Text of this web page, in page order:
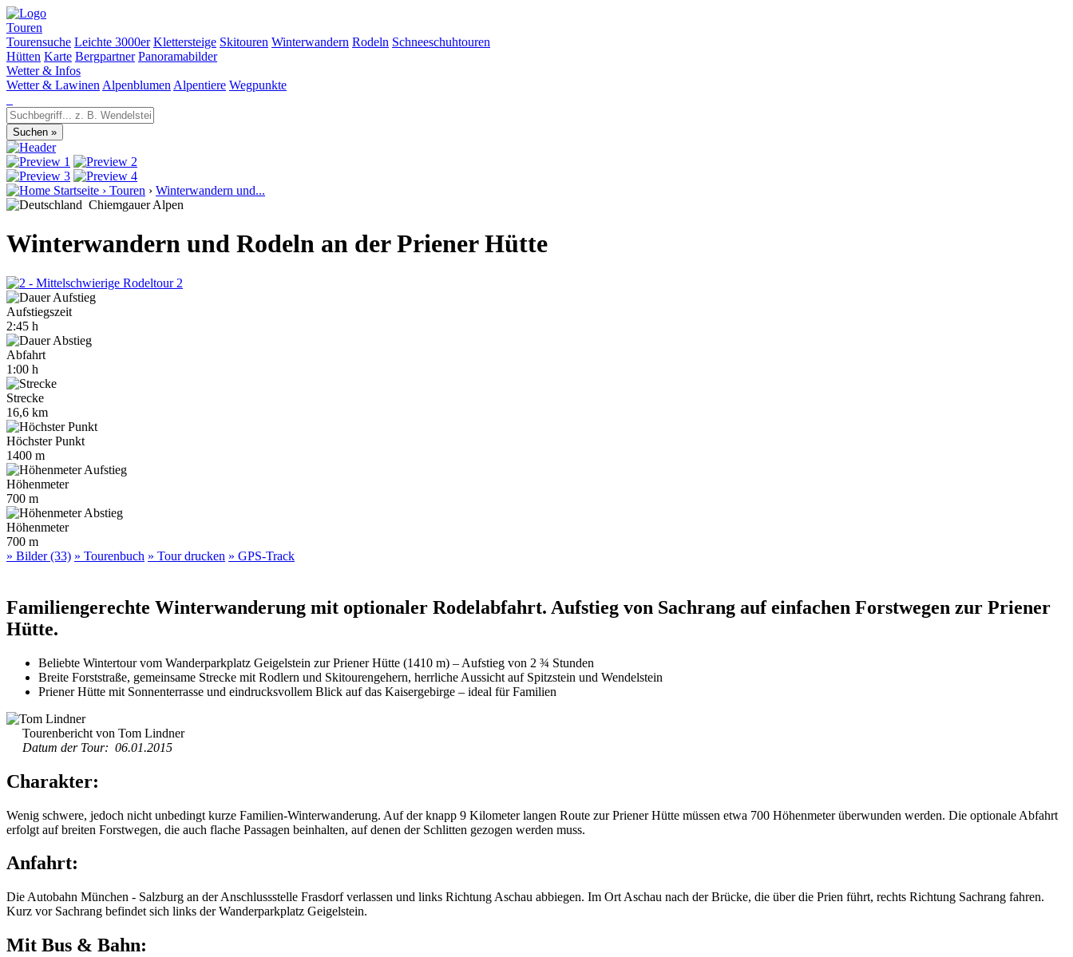
Touren
Tourensuche Leichte 3000er Klettersteige Skitouren Winterwandern Rodeln Schneeschuhtouren
Hütten Karte Bergpartner Panoramabilder
Wetter & Infos
Wetter & Lawinen Alpenblumen Alpentiere Wegpunkte
Startseite › Touren › Winterwandern und...
Chiemgauer Alpen
Winterwandern und Rodeln an der Priener Hütte
2
Aufstiegszeit
2:45 h
Abfahrt
1:00 h
Strecke
16,6 km
Höchster Punkt
1400 m
Höhenmeter
700 m
Höhenmeter
700 m
» Bilder (33) » Tourenbuch » Tour drucken » GPS-Track
Familiengerechte Winterwanderung mit optionaler Rodelabfahrt. Aufstieg von Sachrang auf einfachen Forstwegen zur Priener
Hütte.
Beliebte Wintertour vom Wanderparkplatz Geigelstein zur Priener Hütte (1410 m) – Aufstieg von 2 ¾ Stunden
Breite Forststraße, gemeinsame Strecke mit Rodlern und Skitourengehern, herrliche Aussicht auf Spitzstein und Wendelstein
Priener Hütte mit Sonnenterrasse und eindrucksvollem Blick auf das Kaisergebirge – ideal für Familien
Tourenbericht von Tom Lindner
Datum der Tour: 06.01.2015
Charakter:
Wenig schwere, jedoch nicht unbedingt kurze Familien-Winterwanderung. Auf der knapp 9 Kilometer langen Route zur Priener Hütte müssen etwa 700 Höhenmeter überwunden werden. Die optionale Abfahrt
erfolgt auf breiten Forstwegen, die auch flache Passagen beinhalten, auf denen der Schlitten gezogen werden muss.
Anfahrt:
Die Autobahn München - Salzburg an der Anschlussstelle Frasdorf verlassen und links Richtung Aschau abbiegen. Im Ort Aschau nach der Brücke, die über die Prien führt, rechts Richtung Sachrang fahren.
Kurz vor Sachrang befindet sich links der Wanderparkplatz Geigelstein.
Mit Bus & Bahn: